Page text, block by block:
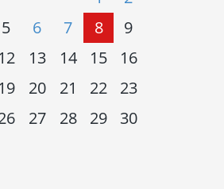
5 6 7 8
9
12 13 14 15
16
19 20 21 22
23
27 28 29
30